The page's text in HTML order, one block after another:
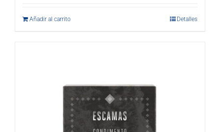
Añadir al carrito Detalles